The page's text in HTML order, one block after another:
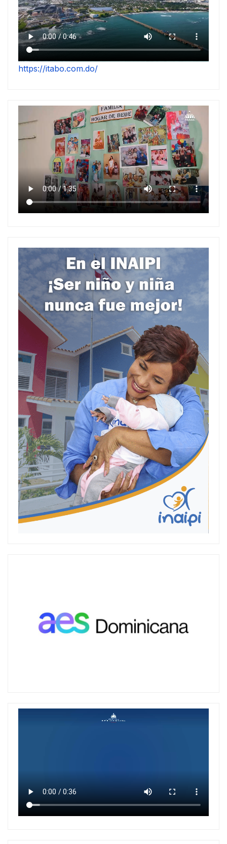
https://itabo.com.do/